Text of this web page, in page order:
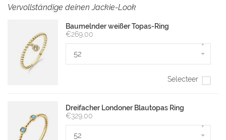
Vervollständige deinen Jackie-Look
Baumelnder weißer Topas-Ring
€269,00
52
▾
Selecteer
Dreifacher Londoner Blautopas Ring
€329,00
52
▾